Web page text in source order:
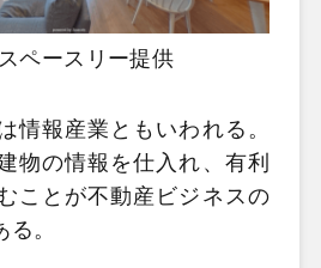
ペースリー提供
情報産業ともいわれる。
物の情報を仕入れ、有利
ことが不動産ビジネスの
。